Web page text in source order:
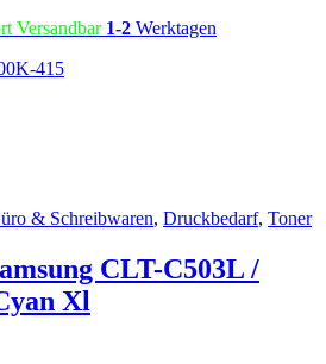
Versandbar 1-2 Werktagen
415
& Schreibwaren, Druckbedarf, Toner
CLT-C503L /
Xl